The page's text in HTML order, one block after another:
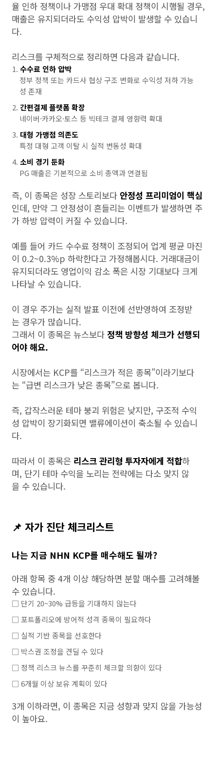
율 인하 정책이나 가맹점 우대 확대 정책이 시행될 경우,
매출은 유지되더라도 수익성 압박이 발생할 수 있습니
다.
리스크를 구체적으로 정리하면 다음과 같습니다.
수수료 인하 압박
정부 정책 또는 카드사 협상 구조 변화로 수익성 저하 가능
성 존재
간편결제 플랫폼 확장
네이버·카카오·토스 등 빅테크 결제 영향력 확대
대형 가맹점 의존도
특정 대형 고객 이탈 시 실적 변동성 확대
소비 경기 둔화
PG 매출은 기본적으로 소비 총액과 연결됨
즉, 이 종목은 성장 스토리보다 안정성 프리미엄이 핵심
인데, 만약 그 안정성이 흔들리는 이벤트가 발생하면 주
가 하방 압력이 커질 수 있습니다.
예를 들어 카드 수수료 정책이 조정되어 업계 평균 마진
이 0.2~0.3%p 하락한다고 가정해봅시다. 거래대금이
유지되더라도 영업이익 감소 폭은 시장 기대보다 크게
나타날 수 있습니다.
이 경우 주가는 실적 발표 이전에 선반영하여 조정받
는 경우가 많습니다.
그래서 이 종목은 뉴스보다 정책 방향성 체크가 선행되
어야 해요.
시장에서는 KCP를 “리스크가 적은 종목”이라기보다
는 “급변 리스크가 낮은 종목”으로 봅니다.
즉, 갑작스러운 테마 붕괴 위험은 낮지만, 구조적 수익
성 압박이 장기화되면 밸류에이션이 축소될 수 있습니
다.
따라서 이 종목은 리스크 관리형 투자자에게 적합하
며, 단기 테마 수익을 노리는 전략에는 다소 맞지 않
을 수 있습니다.
📌 자가 진단 체크리스트
나는 지금 NHN KCP를 매수해도 될까?
아래 항목 중 4개 이상 해당하면 분할 매수를 고려해볼
수 있습니다.
□ 단기 20~30% 급등을 기대하지 않는다
□ 포트폴리오에 방어적 성격 종목이 필요하다
□ 실적 기반 종목을 선호한다
□ 박스권 조정을 견딜 수 있다
□ 정책 리스크 뉴스를 꾸준히 체크할 의향이 있다
□ 6개월 이상 보유 계획이 있다
3개 이하라면, 이 종목은 지금 성향과 맞지 않을 가능성
이 높아요.